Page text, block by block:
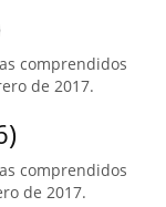
comprendidos
de 2017.
comprendidos
de 2017.